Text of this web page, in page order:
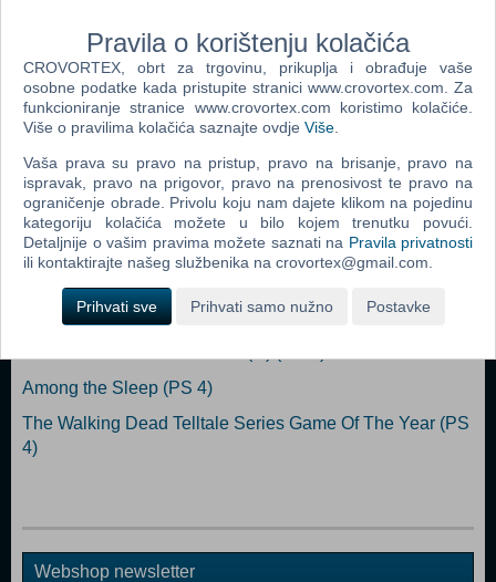
Popularno
Disney Infinity 3.0 Star Wars Starter Pack (N) (PS 4)
Deadpool (PS 4)
Skylanders Trap Team Starter Pack Ps4 Game (with Pre -
Order Trap) (PS 4)
Among the Sleep (PS 4)
The Walking Dead Telltale Series Game Of The Year (PS
4)
Webshop newsletter
Pravila o korištenju kolačića
CROVORTEX, obrt za trgovinu, prikuplja i obrađuje vaše
osobne podatke kada pristupite stranici www.crovortex.com. Za
funkcioniranje stranice www.crovortex.com koristimo kolačiće.
Više o pravilima kolačića saznajte ovdje Više
Vaša prava su pravo na pristup, pravo na brisanje, pravo na
ispravak, pravo na prigovor, pravo na prenosivost te pravo na
ograničenje obrade. Privolu koju nam dajete klikom na pojedinu
kategoriju kolačića možete u bilo kojem trenutku povući.
Detaljnije o vašim pravima možete saznati na Pravila privatnosti
ili kontaktirajte našeg službenika na crovortex@gmail.com.
Prihvati sve Prihvati samo nužno Postavke